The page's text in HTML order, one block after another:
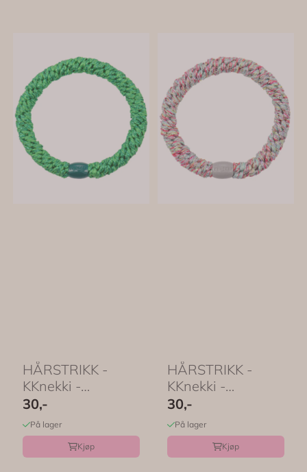
HÅRSTRIKK -
KKnekki -
Esmeralda Glitter
- Bon Dep
30,-
På lager
Kjøp
HÅRSTRIKK -
KKnekki -
Rainbow Glitter -
Bon Dep
30,-
På lager
Kjøp